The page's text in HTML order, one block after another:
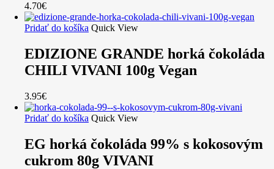
4.70€
Pridať do košíka Quick View
EDIZIONE GRANDE horká čokoláda
CHILI VIVANI 100g Vegan
3.95€
Pridať do košíka Quick View
EG horká čokoláda 99% s kokosovým
cukrom 80g VIVANI